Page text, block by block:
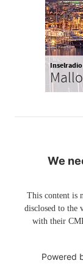
Inselradio
We
This content is
disclosed to the
with their
Powered